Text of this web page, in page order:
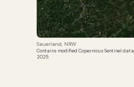
Sauerland, NRW
Contains modified Copernicus Sentinel data
2025